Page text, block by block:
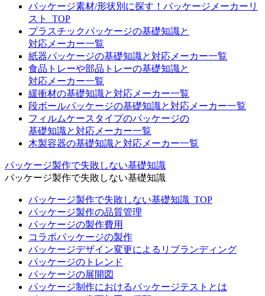
パッケージ素材/形状別に探す！パッケージメーカーリ
スト_TOP
プラスチックパッケージの基礎知識と
対応メーカー一覧
紙器パッケージの基礎知識と対応メーカー一覧
食品トレーや部品トレーの基礎知識と
対応メーカー一覧
緩衝材の基礎知識と対応メーカー一覧
段ボールパッケージの基礎知識と対応メーカー一覧
フィルムケースタイプのパッケージの
基礎知識と対応メーカー一覧
木製容器の基礎知識と対応メーカー一覧
パッケージ製作で失敗しない基礎知識
パッケージ製作で失敗しない基礎知識
パッケージ製作で失敗しない基礎知識_TOP
パッケージ製作の品質管理
パッケージの製作費用
コラボパッケージの製作
パッケージデザイン変更によるリブランディング
パッケージのトレンド
パッケージの展開図
パッケージ制作におけるパッケージテストとは